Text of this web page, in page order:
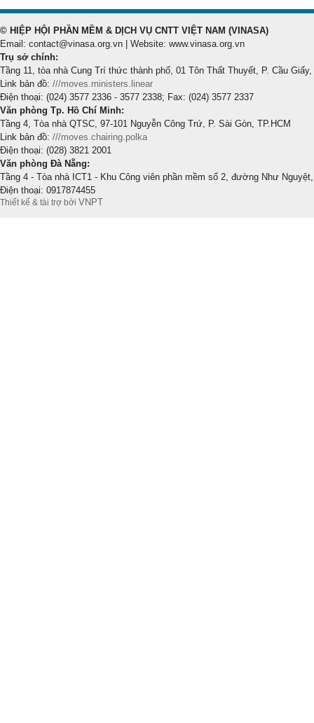
© HIỆP HỘI PHẦN MỀM & DỊCH VỤ CNTT VIỆT NAM (VINASA)
Email: contact@vinasa.org.vn | Website: www.vinasa.org.vn
Trụ sở chính:
Tầng 11, tòa nhà Cung Trí thức thành phố, 01 Tôn Thất Thuyết, P. Cầu Giấy,
Link bản đồ: ///moves.ministers.linear
Điện thoại: (024) 3577 2336 - 3577 2338; Fax: (024) 3577 2337
Văn phòng Tp. Hồ Chí Minh:
Tầng 4, Tòa nhà QTSC, 97-101 Nguyễn Công Trứ, P. Sài Gòn, TP.HCM
Link bản đồ: ///moves.chairing.polka
Điện thoại: (028) 3821 2001
Văn phòng Đà Nẵng:
Tầng 4 - Tòa nhà ICT1 - Khu Công viên phần mềm số 2, đường Như
Điện thoại: 0917874455
Thiết kế & tài trợ bởi VNPT